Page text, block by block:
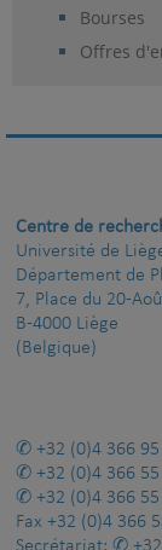
Bourses
Offres
Centre de
Université de
Département de
7, Place du 20-
B-4000 Liège
(Belgique)
+32 (0)4 366
+32 (0)4 366 55
+32 (0)4 366
Fax +32 (0)4 366